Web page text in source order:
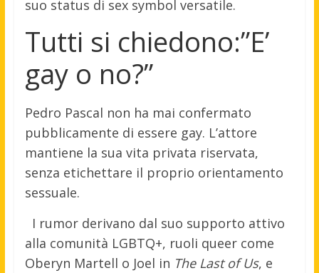
suo status di sex symbol versatile.
Tutti si chiedono:”E’
gay o no?”
Pedro Pascal non ha mai confermato
pubblicamente di essere gay. L’attore
mantiene la sua vita privata riservata,
senza etichettare il proprio orientamento
sessuale.
I rumor derivano dal suo supporto attivo
alla comunità LGBTQ+, ruoli queer come
Oberyn Martell o Joel in The Last of Us, e